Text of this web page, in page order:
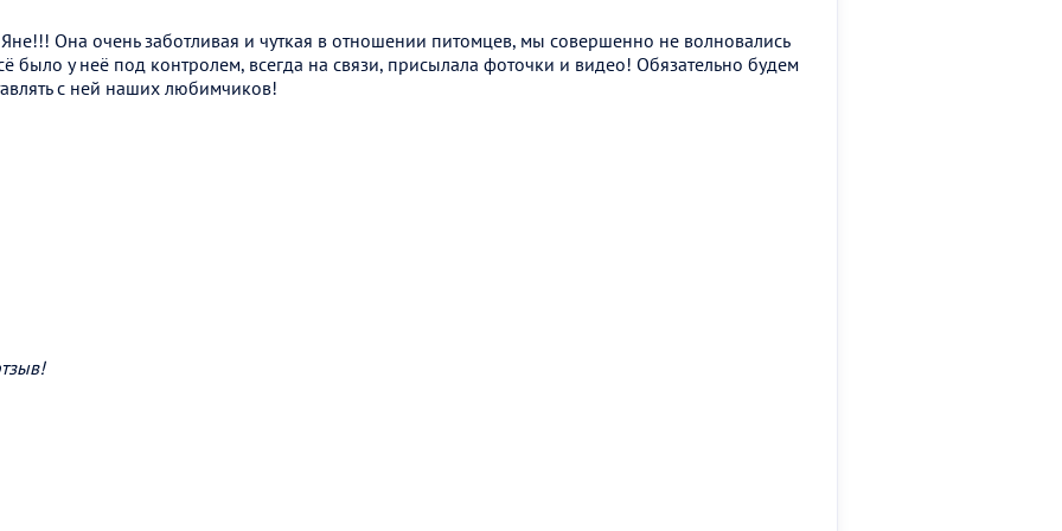
Она очень заботливая и чуткая в отношении питомцев, мы совершенно не волновались
было у неё под контролем, всегда на связи, присылала фоточки и видео! Обязательно будем
с ней наших любимчиков!